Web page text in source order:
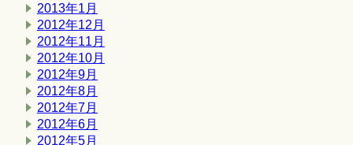
2013年1月
2012年12月
2012年11月
2012年10月
2012年9月
2012年8月
2012年7月
2012年6月
2012年5月